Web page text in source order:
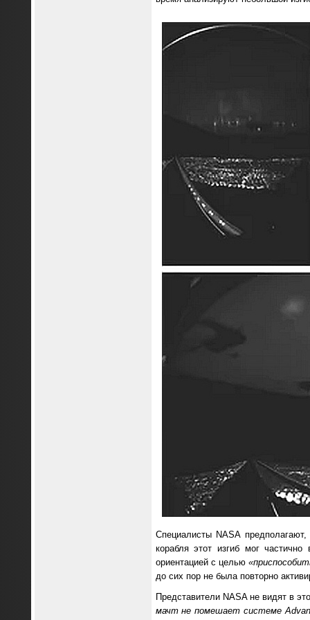
Специалисты NASA
корабля этот изгиб мог
ориентацией с целью
до сих пор не была повторно
Представители NASA не видят в
мачт не помешает системе